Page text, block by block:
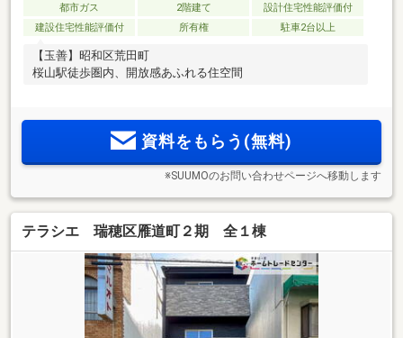
都市ガス 2階建て
設計住宅性能評価付
建設住宅性能評価付
所有権 駐車2台以上
【玉善】昭和区荒田町
桜山駅徒歩圏内、開放感あふれる住空間
資料をもらう(無料)
※SUUMOのお問い合わせページへ移動します
テラシエ 瑞穂区雁道町２期 全１棟